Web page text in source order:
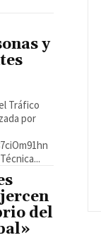
y
Tráfico
Técnica...
del